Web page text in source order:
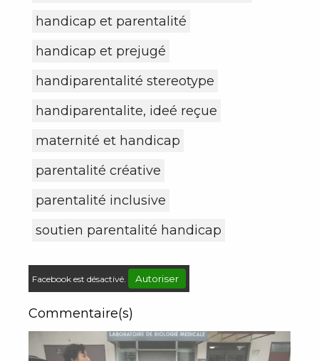
handicap et parentalité
handicap et prejugé
handiparentalité stereotype
handiparentalite, ideé reçue
maternité et handicap
parentalité créative
parentalité inclusive
soutien parentalité handicap
Facebook est désactivé. Autoriser
Commentaire(s)